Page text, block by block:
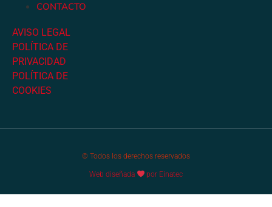
CONTACTO
AVISO LEGAL
POLÍTICA DE
PRIVACIDAD
POLÍTICA DE
COOKIES
© Todos los derechos reservados
Web diseñada por Einatec